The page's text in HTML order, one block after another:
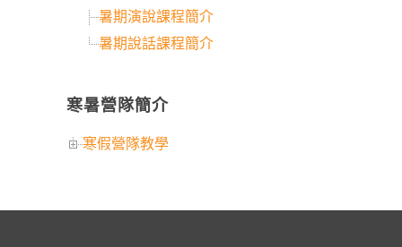
暑期演說課程簡介
暑期說話課程簡介
寒暑營隊簡介
寒假營隊教學